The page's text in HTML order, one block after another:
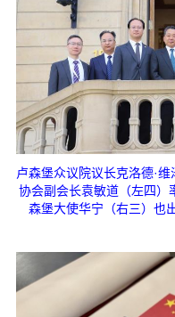
卢森堡众议院议长克洛德·
协会副会长袁敏道（左四）
森堡大使华宁（右三）也